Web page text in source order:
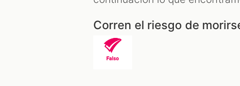
Corren el riesgo de